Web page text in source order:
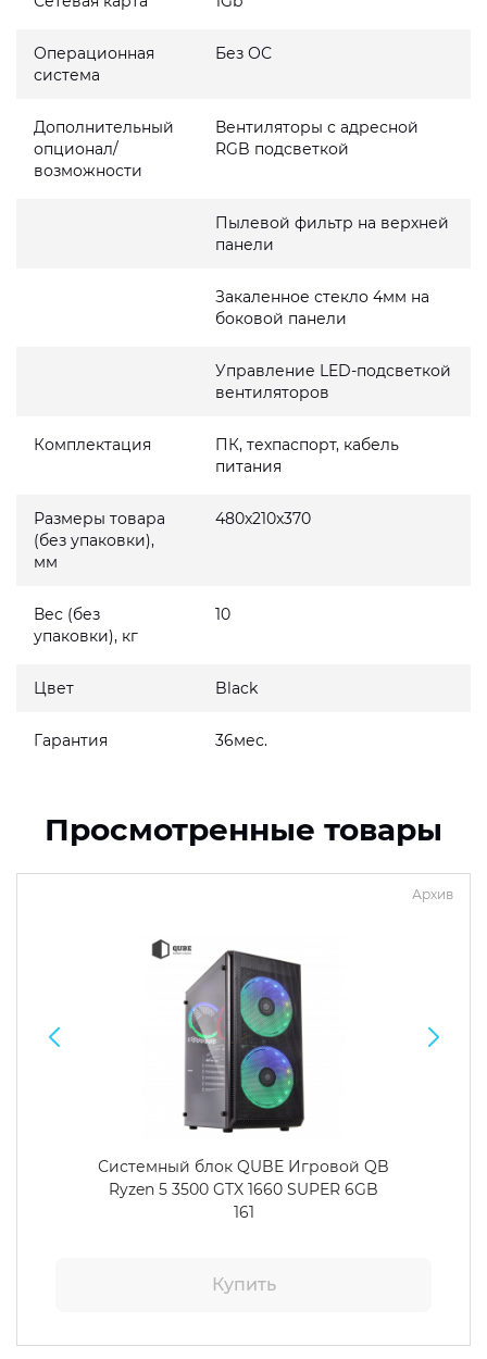
Операционная
система
Без ОС
Дополнительный
опционал/
возможности
Вентиляторы с адресной
RGB подсветкой
Пылевой фильтр на верхней
панели
Закаленное стекло 4мм на
боковой панели
Управление LED-подсветкой
вентиляторов
Комплектация
ПК, техпаспорт, кабель
питания
Размеры товара
(без упаковки),
мм
480x210x370
Вес (без
упаковки), кг
10
Цвет Black
Гарантия 36мес.
Просмотренные товары
Архив
Системный блок QUBE Игровой QB
Ryzen 5 3500 GTX 1660 SUPER 6GB
161
Купить